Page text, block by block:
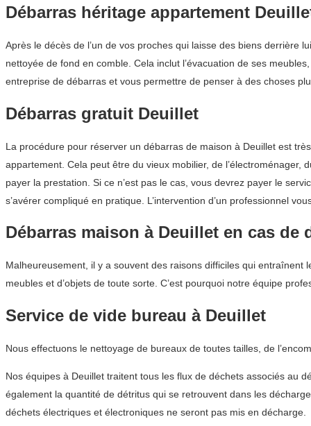
Débarras héritage appartement
Après le décès de l’un de vos proches qui laisse des biens derrière
nettoyée de fond en comble. Cela inclut l’évacuation de ses
entreprise de débarras et vous permettre de penser à des choses
Débarras gratuit Deuillet
La procédure pour réserver un débarras de maison à Deuillet est
appartement. Cela peut être du vieux mobilier, de l’électroménager,
payer la prestation. Si ce n’est pas le cas, vous devrez payer le
s’avérer compliqué en pratique. L’intervention d’un professionnel
Débarras maison à Deuillet en cas de
Malheureusement, il y a souvent des raisons difficiles qui
meubles et d’objets de toute sorte. C’est pourquoi notre équipe
Service de vide bureau à Deuillet
Nous effectuons le nettoyage de bureaux de toutes tailles, de
Nos équipes à Deuillet traitent tous les flux de déchets associés au
également la quantité de détritus qui se retrouvent dans les
déchets électriques et électroniques ne seront pas mis en décharge.